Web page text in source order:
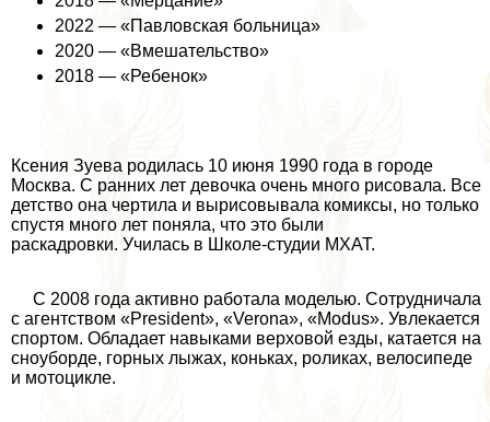
2022 — «Павловская больница»
2020 — «Вмешательство»
2018 — «Ребенок»
Ксения Зуева родилась 10 июня 1990 года в городе
Москва. С ранних лет дeвoчка очень много рисовала. Все
детство она чертила и вырисовывала комиксы, но только
спустя много лет поняла, что это были
раскадровки. Училась в Школе-студии МХАТ.
С 2008 года активно работала моделью. Сотрудничала
с агентством «President», «Verona», «Modus». Увлекается
спортом. Обладает навыками верховой езды, катается на
сноуборде, горных лыжах, коньках, роликах, велосипеде
и мотоцикле.